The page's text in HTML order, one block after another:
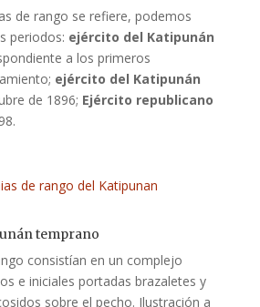
de rango se refiere, podemos
periodos: ejército del Katipunán
a los primeros
ejército del Katipunán
de 1896; Ejército republicano
temprano
consistían en un complejo
e iniciales portadas brazaletes y
sobre el pecho. Ilustración a